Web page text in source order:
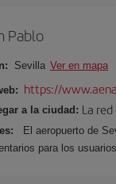
Pablo
Sevilla Ver en mapa
https://
a la ciudad: La
El aeropuerto de
para los